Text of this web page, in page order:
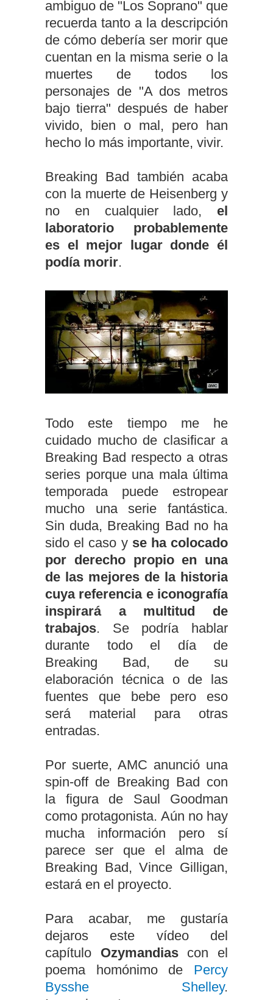
ambiguo de "Los Soprano" que
recuerda tanto a la descripción
de cómo debería ser morir que
cuentan en la misma serie o la
muertes de todos los
personajes de "A dos metros
bajo tierra" después de haber
vivido, bien o mal, pero han
hecho lo más importante, vivir.
Breaking Bad también acaba
con la muerte de Heisenberg y
no en cualquier lado, el
laboratorio probablemente
es el mejor lugar donde él
podía morir.
Todo este tiempo me he
cuidado mucho de clasificar a
Breaking Bad respecto a otras
series porque una mala última
temporada puede estropear
mucho una serie fantástica.
Sin duda, Breaking Bad no ha
sido el caso y se ha colocado
por derecho propio en una
de las mejores de la historia
cuya referencia e iconografía
inspirará a multitud de
trabajos. Se podría hablar
durante todo el día de
Breaking Bad, de su
elaboración técnica o de las
fuentes que bebe pero eso
será material para otras
entradas.
Por suerte, AMC anunció una
spin-off de Breaking Bad con
la figura de Saul Goodman
como protagonista. Aún no hay
mucha información pero sí
parece ser que el alma de
Breaking Bad, Vince Gilligan,
estará en el proyecto.
Para acabar, me gustaría
dejaros este vídeo del
capítulo Ozymandiascon el
poema homónimo de Percy
Bysshe Shelley.